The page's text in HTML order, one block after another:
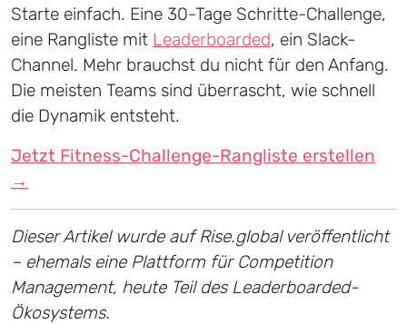
Starte einfach. Eine 30-Tage Schritte-Challenge,
eine Rangliste mit Leaderboarded, ein Slack-
Channel. Mehr brauchst du nicht für den Anfang.
Die meisten Teams sind überrascht, wie schnell
die Dynamik entsteht.
Jetzt Fitness-Challenge-Rangliste erstellen
→
Dieser Artikel wurde auf Rise.global veröffentlicht
– ehemals eine Plattform für Competition
Management, heute Teil des Leaderboarded-
Ökosystems.